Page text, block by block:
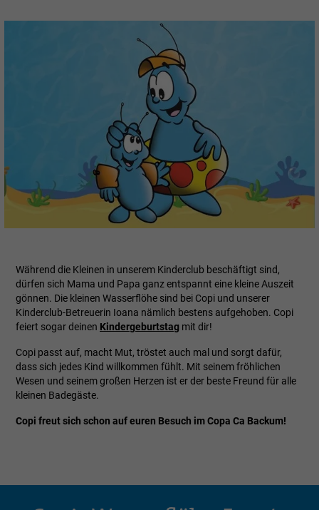
Während die Kleinen in unserem Kinderclub beschäftigt sind,
dürfen sich Mama und Papa ganz entspannt eine kleine Auszeit
gönnen. Die kleinen Wasserflöhe sind bei Copi und unserer
Kinderclub-Betreuerin Ioana nämlich bestens aufgehoben. Copi
feiert sogar deinen Kindergeburtstag mit dir!
Copi passt auf, macht Mut, tröstet auch mal und sorgt dafür,
dass sich jedes Kind willkommen fühlt. Mit seinem fröhlichen
Wesen und seinem großen Herzen ist er der beste Freund für alle
kleinen Badegäste.
Copi freut sich schon auf euren Besuch im Copa Ca Backum!